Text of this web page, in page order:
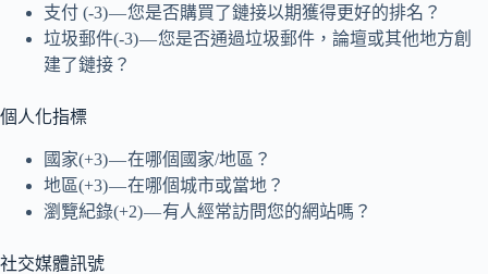
支付 (-3) — 您是否購買了鏈接以期獲得更好的排名？
垃圾郵件(-3) — 您是否通過垃圾郵件，論壇或其他地方創
建了鏈接？
個人化指標
國家(+3) — 在哪個國家/地區？
地區(+3) — 在哪個城市或當地？
瀏覽紀錄(+2) — 有人經常訪問您的網站嗎？
社交媒體訊號